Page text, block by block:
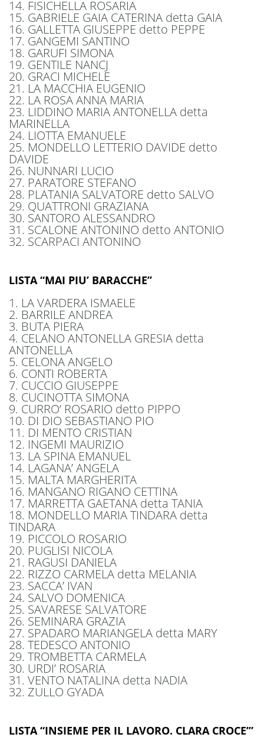
14. FISICHELLA ROSARIA
15. GABRIELE GAIA CATERINA detta GAIA
16. GALLETTA GIUSEPPE detto PEPPE
17. GANGEMI SANTINO
18. GARUFI SIMONA
19. GENTILE NANCJ
20. GRACI MICHELE
21. LA MACCHIA EUGENIO
22. LA ROSA ANNA MARIA
23. LIDDINO MARIA ANTONELLA detta
MARINELLA
24. LIOTTA EMANUELE
25. MONDELLO LETTERIO DAVIDE detto
DAVIDE
26. NUNNARI LUCIO
27. PARATORE STEFANO
28. PLATANIA SALVATORE detto SALVO
29. QUATTRONI GRAZIANA
30. SANTORO ALESSANDRO
31. SCALONE ANTONINO detto ANTONIO
32. SCARPACI ANTONINO
LISTA “MAI PIU’ BARACCHE”
1. LA VARDERA ISMAELE
2. BARRILE ANDREA
3. BUTA PIERA
4. CELANO ANTONELLA GRESIA detta
ANTONELLA
5. CELONA ANGELO
6. CONTI ROBERTA
7. CUCCIO GIUSEPPE
8. CUCINOTTA SIMONA
9. CURRO’ ROSARIO detto PIPPO
10. DI DIO SEBASTIANO PIO
11. DI MENTO CRISTIAN
12. INGEMI MAURIZIO
13. LA SPINA EMANUEL
14. LAGANA’ ANGELA
15. MALTA MARGHERITA
16. MANGANO RIGANO CETTINA
17. MARRETTA GAETANA detta TANIA
18. MONDELLO MARIA TINDARA detta
TINDARA
19. PICCOLO ROSARIO
20. PUGLISI NICOLA
21. RAGUSI DANIELA
22. RIZZO CARMELA detta MELANIA
23. SACCA’ IVAN
24. SALVO DOMENICA
25. SAVARESE SALVATORE
26. SEMINARA GRAZIA
27. SPADARO MARIANGELA detta MARY
28. TEDESCO ANTONIO
29. TROMBETTA CARMELA
30. URDI’ ROSARIA
31. VENTO NATALINA detta NADIA
32. ZULLO GYADA
LISTA “INSIEME PER IL LAVORO. CLARA CROCE’”